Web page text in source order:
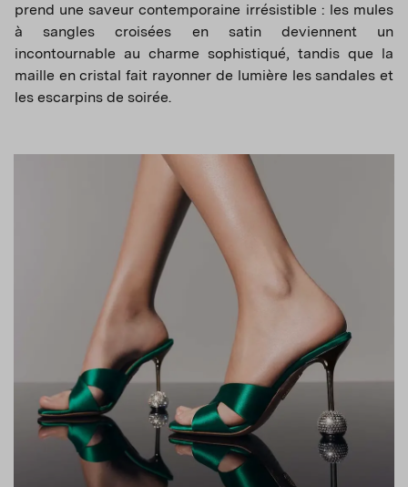
prend une saveur contemporaine irrésistible : les mules
à sangles croisées en satin deviennent un
incontournable au charme sophistiqué, tandis que la
maille en cristal fait rayonner de lumière les sandales et
les escarpins de soirée.